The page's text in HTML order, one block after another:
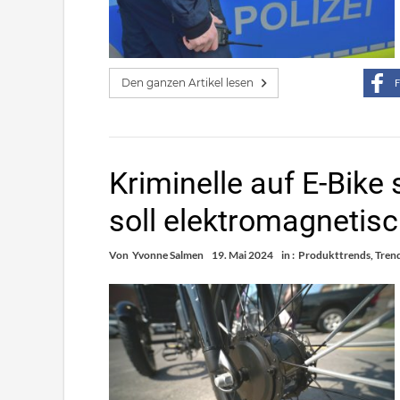
Den ganzen Artikel lesen
Kriminelle auf E-
soll
Von Yvonne Salmen 19. Mai 2024 in : Produkttrends,